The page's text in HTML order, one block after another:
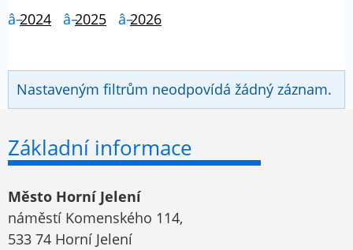
2024
2025 2026
Nastaveným filtrům neodpovídá žádný záznam.
Základní informace
Město Horní Jelení
náměstí Komenského 114,
533 74 Horní Jelení